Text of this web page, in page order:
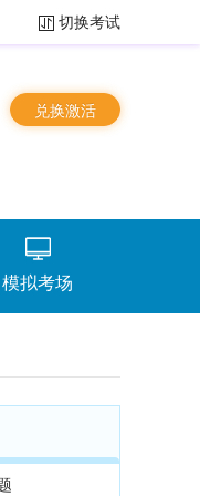
切换考试
兑换激活
模拟考场